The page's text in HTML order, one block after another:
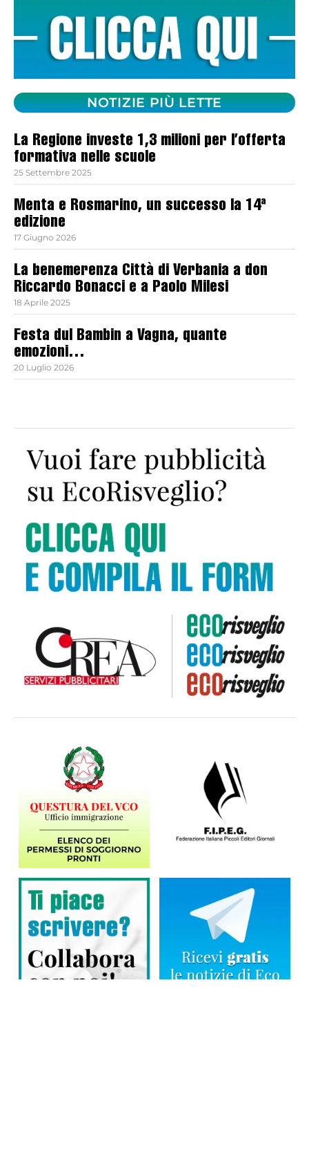
NOTIZIE PIÙ LETTE
La Regione investe 1,3 milioni per l’offerta
formativa nelle scuole
25 Settembre 2025
Menta e Rosmarino, un successo la 14ª
edizione
17 Giugno 2026
La benemerenza Città di Verbania a don
Riccardo Bonacci e a Paolo Milesi
18 Aprile 2025
Festa dul Bambin a Vagna, quante
emozioni…
20 Luglio 2026